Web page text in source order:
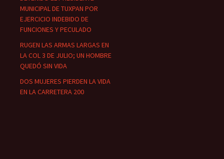
MUNICIPAL DE TUXPAN POR
EJERCICIO INDEBIDO DE
FUNCIONES Y PECULADO
RUGEN LAS ARMAS LARGAS EN
LA COL 3 DE JULIO; UN HOMBRE
QUEDÓ SIN VIDA
DOS MUJERES PIERDEN LA VIDA
EN LA CARRETERA 200